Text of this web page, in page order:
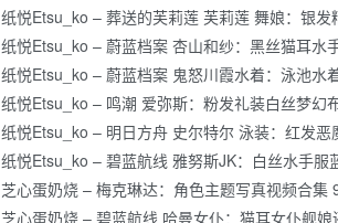
纸悦Etsu_ko – 葬送的芙莉莲 芙莉莲 舞娘：银
纸悦Etsu_ko – 蔚蓝档案 杏山和纱：黑丝猫耳水
纸悦Etsu_ko – 蔚蓝档案 鬼怒川霞水着：泳池水
纸悦Etsu_ko – 鸣潮 爱弥斯：粉发礼装白丝梦幻
纸悦Etsu_ko – 明日方舟 史尔特尔 泳装：红发
纸悦Etsu_ko – 碧蓝航线 雅努斯JK：白丝水手服
芝心蛋奶烧 – 梅克琳达：角色主题写真视频合集
芝心蛋奶烧 – 碧蓝航线 哈曼女仆：猫耳女仆舰